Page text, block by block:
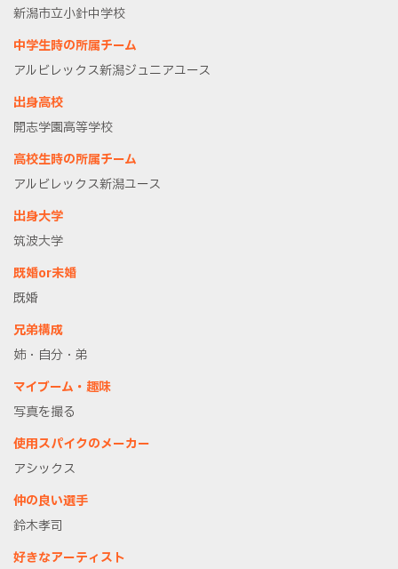
新潟市立小針中学校
中学生時の所属チーム
アルビレックス新潟ジュニアユース
出身高校
開志学園高等学校
高校生時の所属チーム
アルビレックス新潟ユース
出身大学
筑波大学
既婚or未婚
既婚
兄弟構成
姉・自分・弟
マイブーム・趣味
写真を撮る
使用スパイクのメーカー
アシックス
仲の良い選手
鈴木孝司
好きなアーティスト